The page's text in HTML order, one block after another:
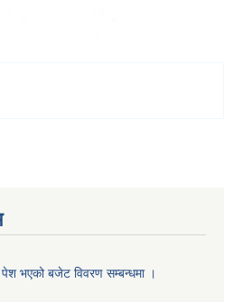
भएको बजेट विवरण सम्बन्धमा ।